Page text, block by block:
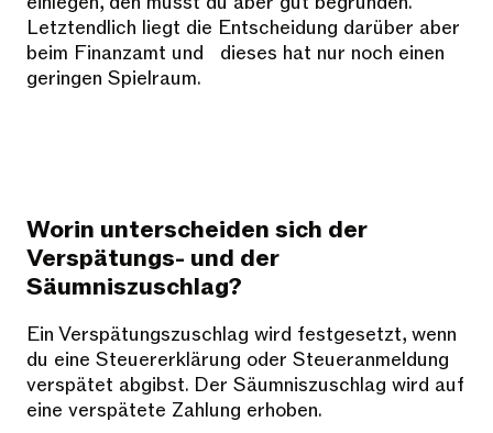
Letztendlich liegt die Entscheidung darüber aber
beim Finanzamt und dieses hat nur noch einen
geringen Spielraum.
Worin unterscheiden sich der
Verspätungs- und der
Säumniszuschlag?
Ein Verspätungszuschlag wird festgesetzt, wenn
du eine Steuererklärung oder Steueranmeldung
verspätet abgibst. Der Säumniszuschlag wird auf
eine verspätete Zahlung erhoben.